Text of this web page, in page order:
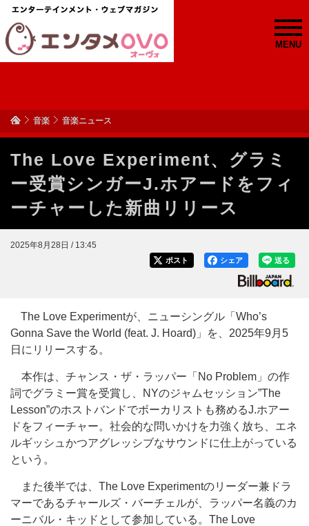
MENU
音楽 音楽ニュース
The Love Experiment、グラミ
ー受賞シンガーJ.ホアードをフィ
ーチャーした新曲リリース
2025年8月28日 / 13:45
送る
シェア
ポスト
The Love Experimentが、ニューシングル「Who’s
Gonna Save the World (feat. J. Hoard)」を、2025年9月5
日にリリースする。
本作は、チャンス・ザ・ラッパー「No Problem」の作
詞でグラミー賞を受賞し、NYのジャムセッション”The
Lesson”のホストバンドでボーカリストも務めるJ.ホアー
ドをフィーチャー。社会的な問いかけを力強く放ち、エネ
ルギッシュかつアグレッシブなサウンドに仕上がっている
という。
また後半では、The Love Experimentのリーダー兼ドラ
マーであるチャールズ・バーチェルが、ラッパー名義のカ
ーニバル・キッドとして参加している。The Love